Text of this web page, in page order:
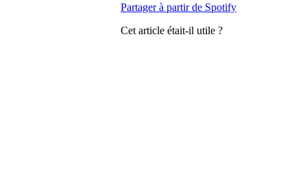
Partager à partir de Spotify
Cet article était-il utile ?